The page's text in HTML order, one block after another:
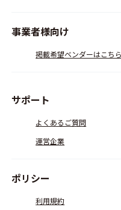
事業者様向け
掲載希望ベンダーはこちら
サポート
よくあるご質問
運営企業
ポリシー
利用規約